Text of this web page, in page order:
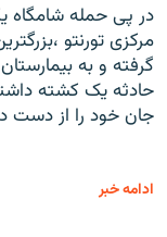
در پی حمله شامگاه
گرفته و به
حادثه یک کشته
جان خود را از دست
ادامه خبر